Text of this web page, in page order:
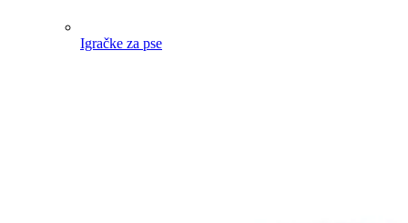
Igračke za pse